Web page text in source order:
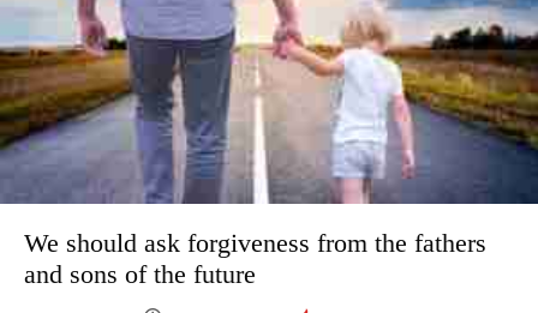
We should ask forgiveness from the fathers
and sons of the future